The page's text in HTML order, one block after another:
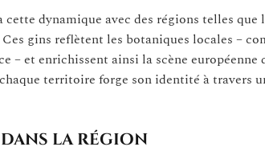
dynamique avec des régions telles que
gins reflètent les botaniques locales –
– et enrichissent ainsi la scène européenne
territoire forge son identité à travers
dans la région